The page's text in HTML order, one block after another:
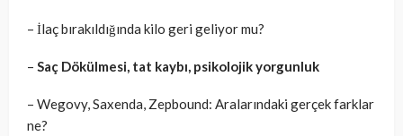
– İlaç bırakıldığında kilo geri geliyor mu?
– Saç Dökülmesi, tat kaybı, psikolojik yorgunluk
– Wegovy, Saxenda, Zepbound: Aralarındaki gerçek farklar
ne?